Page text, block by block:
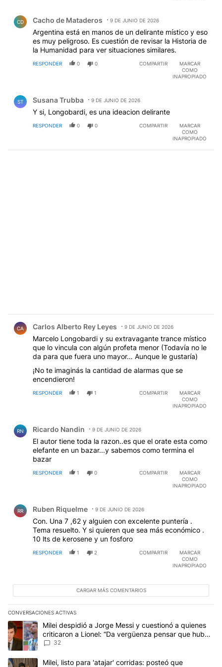
CD Cacho de Mataderos 9 DE JUNIO DE 2026
Argentina está en manos de un delirante místico y eso
es muy peligroso. Es cuestión de revisar la Historia de
la Humanidad para ver situaciones similares.
RESPONDER 0 0 COMPARTIR
MARCAR
COMO
INAPROPIADO
ST Susana Trubba 9 DE JUNIO DE 2026
Y si, Longobardi, es una ideacion delirante
RESPONDER 0 0 COMPARTIR
MARCAR
COMO
INAPROPIADO
CA Carlos Alberto Rey Leyes 9 DE JUNIO DE 2026
Marcelo Longobardi y su extravagante trance místico
que lo vincula con algún profeta menor (Todavía no le
da para que fuera uno mayor… Aunque le gustaría)
¡No te imaginás la cantidad de alarmas que se
encendieron!
RESPONDER 1 1 COMPARTIR
MARCAR
COMO
INAPROPIADO
RN Ricardo Nandin 9 DE JUNIO DE 2026
El autor tiene toda la razon..es que el orate esta como
elefante en un bazar...y sabemos como termina el
bazar
RESPONDER 1 0 COMPARTIR
MARCAR
COMO
INAPROPIADO
RR Ruben Riquelme 9 DE JUNIO DE 2026
Con. Una 7 ,62 y alguien con excelente puntería .
Tema resuelto. Y si quieren que sea más económico .
10 lts de kerosene y un fosforo
RESPONDER 1 2 COMPARTIR
MARCAR
COMO
INAPROPIADO
CARGAR MÁS COMENTARIOS
CONVERSACIONES ACTIVAS
Este listado muestra los artículos con más comentarios en los
Un artículo de tendencia con el título "Milei despidió a Jorge
Milei despidió a Jorge Messi y cuestionó a quienes
criticaron a Lionel: “Da vergüenza pensar que hubo
anti-Messi”
32
Un artículo de tendencia con el título "Milei, listo para 'atajar'
Milei, listo para 'atajar' corridas: posteó que